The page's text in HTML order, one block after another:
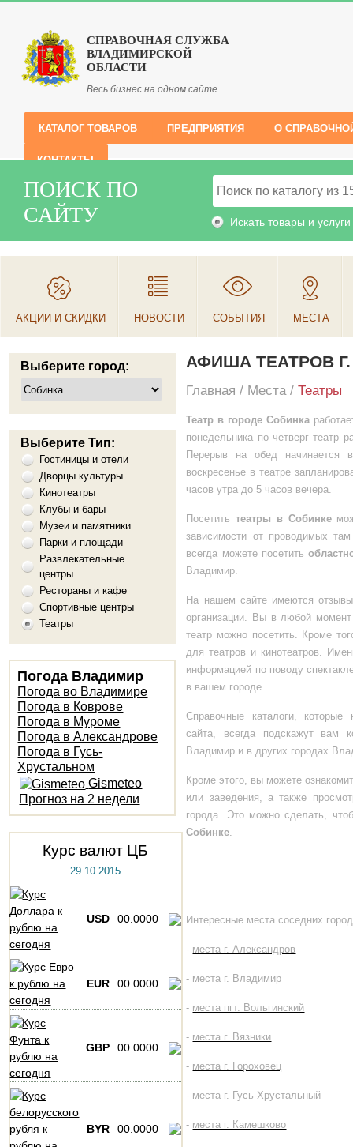
СПРАВОЧНАЯ СЛУЖБА
ВЛАДИМИРСКОЙ
ОБЛАСТИ
Весь бизнес на одном сайте
КАТАЛОГ ТОВАРОВ ПРЕДПРИЯТИЯ О
КОНТАКТЫ
ПОИСК ПО
САЙТУ
Искать товары и услуги
АКЦИИ И СКИДКИ НОВОСТИ СОБЫТИЯ МЕСТА
Выберите город:
Выберите Тип:
Гостиницы и отели
Дворцы культуры
Кинотеатры
Клубы и бары
Музеи и памятники
Парки и площади
Развлекательные
центры
Рестораны и кафе
Спортивные центры
Театры
Погода Владимир
Погода во Владимире
Погода в Коврове
Погода в Муроме
Погода в Александрове
Погода в Гусь-
Хрустальном
Gismeteo
Прогноз на 2 недели
Курс валют ЦБ
29.10.2015
USD 00.0000
EUR 00.0000
GBP 00.0000
BYR 00.0000
АФИША ТЕАТРОВ
Главная / Места/Театры
Театр в городе Собинка
понедельника по четверг театр
Перерыв на обед начинается
воскресенье в театре
часов утра до 5 часов вечера.
Посетитьтеатры в Собинке
зависимости от проводимых
всегда можете посетить
Владимир.
На нашем сайте имеются
организации. Вы в любой
театр можно посетить. Кроме
для театров и кинотеатров.
информацией по поводу
в вашем городе.
Справочные каталоги,
сайта, всегда подскажут вам
Владимир и в других городах
Кроме этого, вы можете
или заведения, а также
города. Это можно сделать,
Собинке.
Интересные места соседних
- места г. Александров
- места г. Владимир
- места пгт. Вольгинский
- места г. Вязники
- места г. Гороховец
- места г. Гусь-Хрустальный
- места г. Камешково